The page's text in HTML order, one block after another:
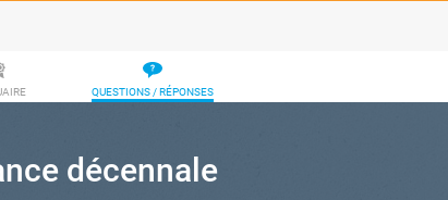
QUESTIONS / RÉPONSES
décennale